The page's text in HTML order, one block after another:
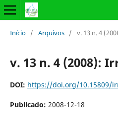
Início / Arquivos / v. 13 n. 4
v. 13 n. 4 (2008):
DOI: https://doi.org/10.15809/
Publicado: 2008-12-18